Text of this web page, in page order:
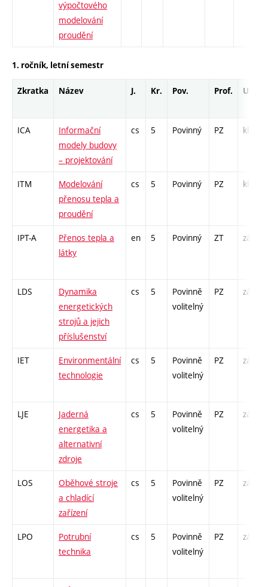
výpočtového
modelování
proudění
1. ročník, letní semestr
Zkratka Název J. Kr. Pov. Prof. Uk.
ICA
Informační
modely budovy
– projektování
cs 5 Povinný PZ kl
ITM
Modelování
přenosu tepla a
proudění
cs 5 Povinný PZ kl
IPT-A
Přenos tepla a
látky
en 5 Povinný ZT zá,zk
LDS
Dynamika
energetických
strojů a jejich
příslušenství
cs 5
Povinně
volitelný
PZ zá,zk
IET
Environmentální
technologie
cs 5
Povinně
volitelný
PZ zá,zk
LJE
Jaderná
energetika a
alternativní
zdroje
cs 5
Povinně
volitelný
PZ zá,zk
LOS
Oběhové stroje
a chladící
zařízení
cs 5
Povinně
volitelný
PZ zá,zk
LPO
Potrubní
technika
cs 5
Povinně
volitelný
PZ zá,zk